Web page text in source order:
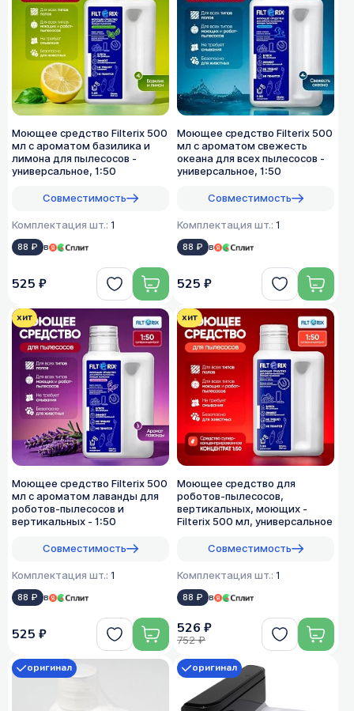
Моющее средство Filterix 500
мл с ароматом базилика и
лимона для пылесосов -
универсальное, 1:50
Совместимость
Комплектация шт.: 1
88 ₽ в
525 ₽
Моющее средство Filterix 500
мл с ароматом свежесть
океана для всех пылеcосов -
универсальное, 1:50
Совместимость
Комплектация шт.: 1
88 ₽ в
525 ₽
Моющее средство Filterix 500
мл с ароматом лаванды для
роботов-пылесосов и
вертикальных - 1:50
Совместимость
Комплектация шт.: 1
88 ₽ в
хит
525 ₽
Моющее средство для
роботов-пылесосов,
вертикальных, моющих -
Filterix 500 мл, универсальное
Совместимость
Комплектация шт.: 1
88 ₽ в
хит
526 ₽
752 ₽
оригинал оригинал